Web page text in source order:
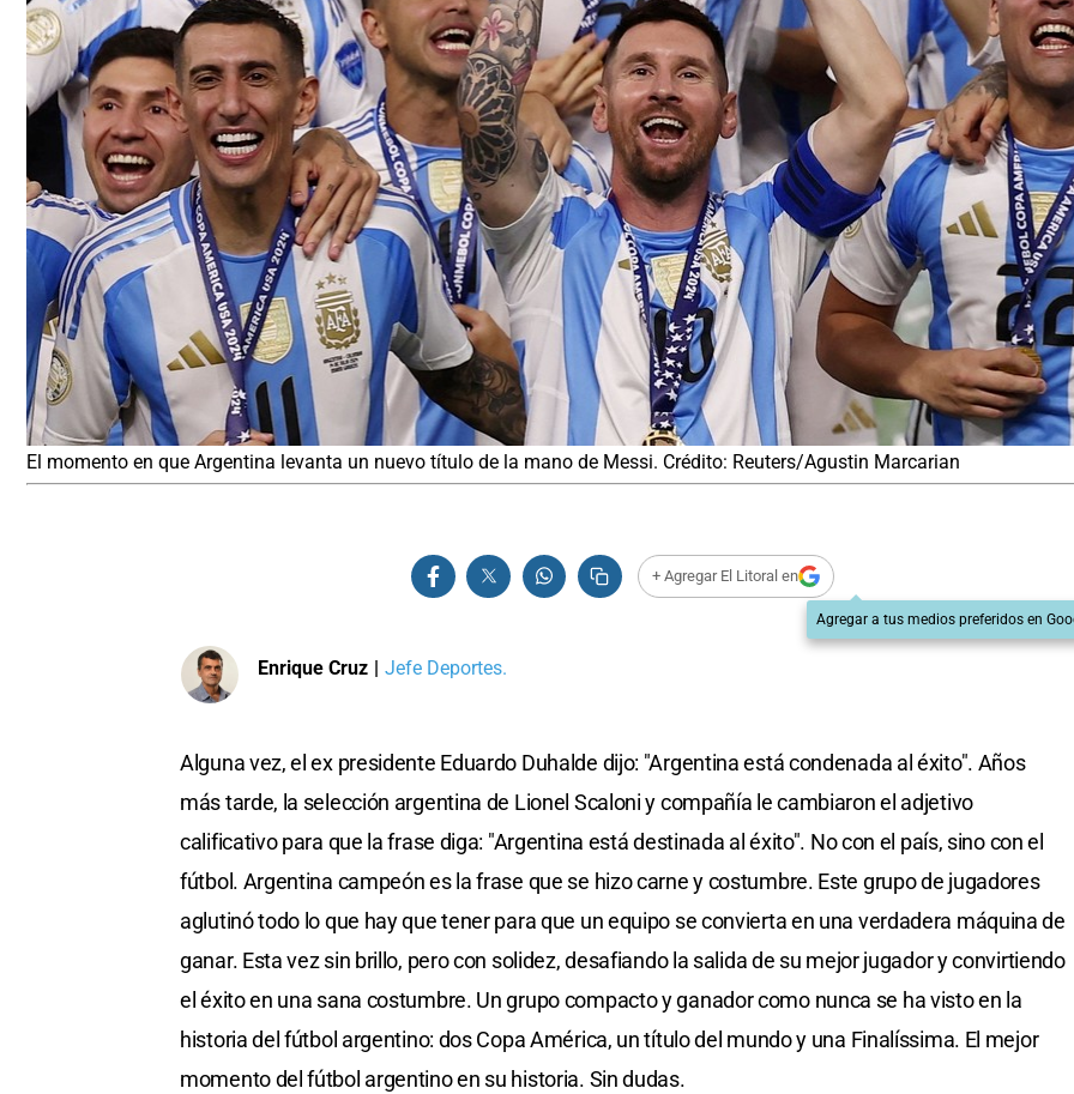
El momento en que Argentina levanta un nuevo título de la mano de Messi. Crédito: Reuters/Agustin Marcarian
+ Agregar El Litoral en
Agregar a tus medios preferidos en
Enrique Cruz | Jefe Deportes.
Alguna vez, el ex presidente Eduardo Duhalde dijo: "Argentina está condenada al éxito". Años
más tarde, la selección argentina de Lionel Scaloni y compañía le cambiaron el adjetivo
calificativo para que la frase diga: "Argentina está destinada al éxito". No con el país, sino con el
fútbol. Argentina campeón es la frase que se hizo carne y costumbre. Este grupo de jugadores
aglutinó todo lo que hay que tener para que un equipo se convierta en una verdadera máquina de
ganar. Esta vez sin brillo, pero con solidez, desafiando la salida de su mejor jugador y convirtiendo
el éxito en una sana costumbre. Un grupo compacto y ganador como nunca se ha visto en la
historia del fútbol argentino: dos Copa América, un título del mundo y una Finalíssima. El mejor
momento del fútbol argentino en su historia. Sin dudas.